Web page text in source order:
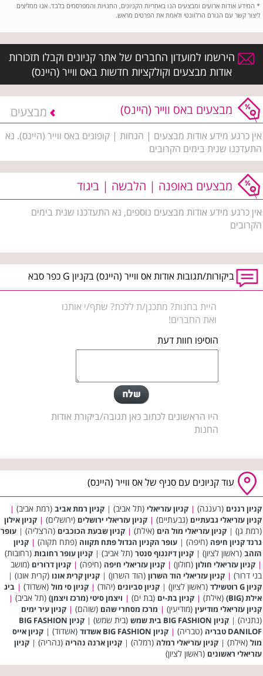
* המידע אודות ארועים ומבצעים הנו באחריות הקניונים, החנויות והמפרסמים בלבד. אנו ממליצים
ליצור קשר עם הגורם הרלוונטי ולאמת את הפרטים מראש.
הירשמו למועדון החברים של אתר קניונים וקבלו תזכורות
אודות מבצעים וקולקציות חדשות באס ווייר (היינס)
מבצעים באס ווייר (היינס) מבצעים
אין כרגע מידע אודות מבצעים | הנחות | קופונים באס ווייר (היינס). נא
התעדכנו שנית בימים הקרובים
מבצעים באופנה | הלבשה | ביגוד
אין כרגע מידע אודות מבצעים נוספים, נא התעדכנו שנית בימים
הקרובים
ביקורות/תגובות אודות אס ווייר (היינס) בקניון G כפר סבא
היית בחנות? מתכנן/ת ללכת? שתף/י אותנו
ואת החברים!
הוסיפו חוות דעת
היו הראשונים לכתוב כאן תגובה/ביקורת אודות
החנות
עוד קניונים עם סניף של אס ווייר (היינס)
קניון רננים (רעננה) | קניון עזריאלי (תל אביב) | קניון רמת אביב (רמת אביב) |
קניון עזריאלי גבעתיים (גבעתיים) | קניון עזריאלי ירושלים (ירושלים) | קניון אילון
(רמת גן) | קניון עזריאלי מול הים (אילת) | קניון שבעת הכוכבים (הרצליה) | עופר
גרנד קניון חיפה (חיפה) | עופר הקניון הגדול פתח תקווה (פתח תקוה) | קניון
הזהב (ראשון לציון) | קניון דיזנגוף סנטר (תל אביב) | קניון עופר רחובות (רחובות)
| קניון עזריאלי חולון (חולון) | קניון עזריאלי חיפה (חיפה) | קניון דרורים (מושב
בני דרור) | קניון עזריאלי הוד השרון (הוד השרון) | קניון קרית אונו (קרית אונו) |
קניון G רוטשילד
(ראשון לציון) | קניון סביונים (יהוד) | קניון סי מול (אשדוד) | ביג
אילת (BIG)
(אילת) | קניון בת-ים (בת ים) | ויצמן סיטי (מרכז ויצמן) (תל אביב) |
קניון עזריאלי מודיעין (מודיעין) | מרכז מסחרי שהם (שוהם) | קניון עיר ימים
(נתניה) | קניון BIG FASHION בית שמש (בית שמש) |
קניון BIG FASHION
DANILOF טבריה
(טבריה) | קניון BIG FASHION אשדוד (אשדוד) | קניון אייס
מול (אילת) | קניון עזריאלי רמלה (רמלה) | קניון ארנה נהריה (נהריה) | קניון
עזריאלי ראשונים (ראשון לציון)